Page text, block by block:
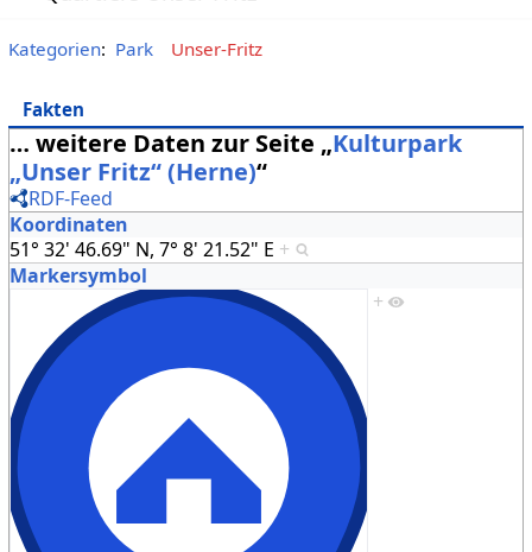
Kategorien: Park Unser-Fritz
Fakten
… weitere Daten zur Seite „Kulturpark
„Unser Fritz“ (Herne)“
RDF-Feed
Koordinaten
51° 32' 46.69" N, 7° 8' 21.52" E +
Markersymbol
+